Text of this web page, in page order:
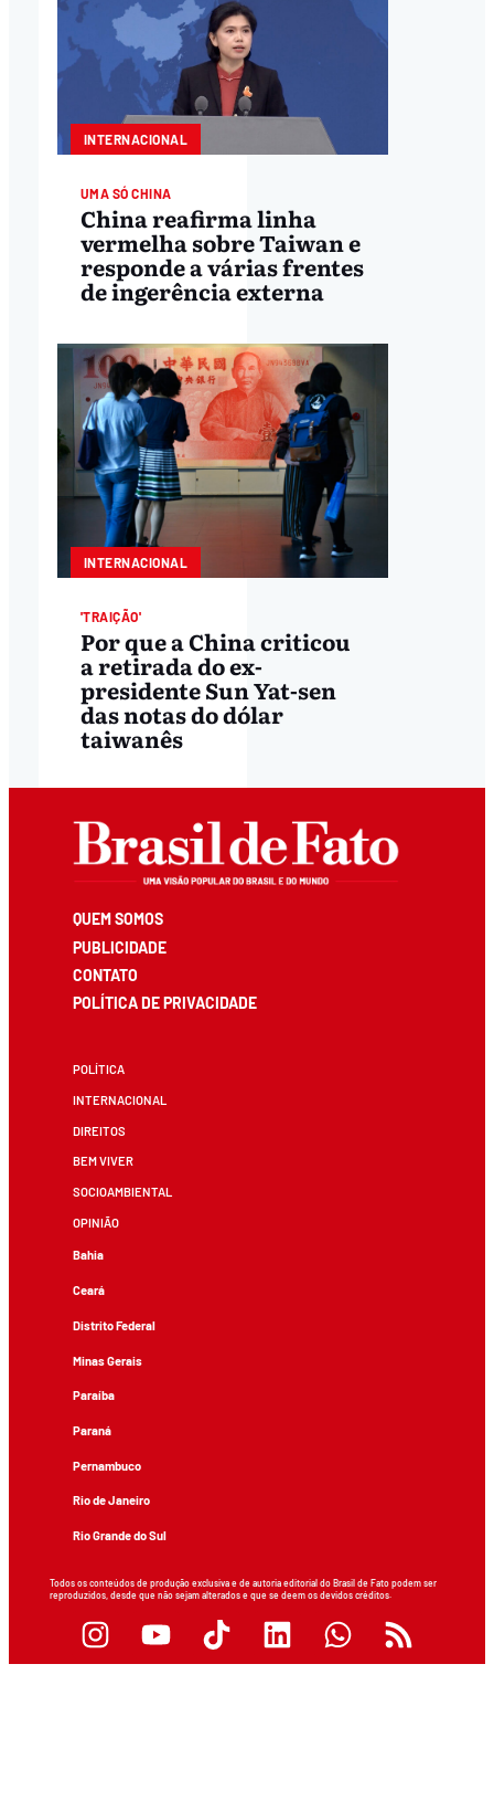
INTERNACIONAL
UMA SÓ CHINA
China reafirma linha
vermelha sobre Taiwan e
responde a várias frentes
de ingerência externa
INTERNACIONAL
'TRAIÇÃO'
Por que a China criticou
a retirada do ex-
presidente Sun Yat-sen
das notas do dólar
taiwanês
QUEM SOMOS
PUBLICIDADE
CONTATO
POLÍTICA DE PRIVACIDADE
POLÍTICA
INTERNACIONAL
DIREITOS
BEM VIVER
SOCIOAMBIENTAL
OPINIÃO
Bahia
Ceará
Distrito Federal
Minas Gerais
Paraíba
Paraná
Pernambuco
Rio de Janeiro
Rio Grande do Sul
Todos os conteúdos de produção exclusiva e de autoria editorial do Brasil de Fato podem ser
reproduzidos, desde que não sejam alterados e que se deem os devidos créditos.